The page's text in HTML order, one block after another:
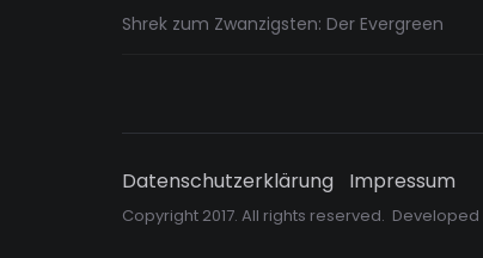
Shrek zum Zwanzigsten: Der Evergreen
Datenschutzerklärung Impressum
Copyright 2017. All rights reserved.